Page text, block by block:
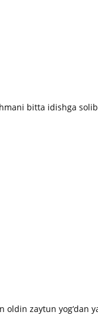
bitta idishga solib
oldin zaytun yog‘dan